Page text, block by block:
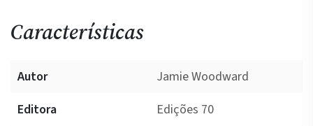
Características
Autor
Jamie Woodward
Editora
Edições 70